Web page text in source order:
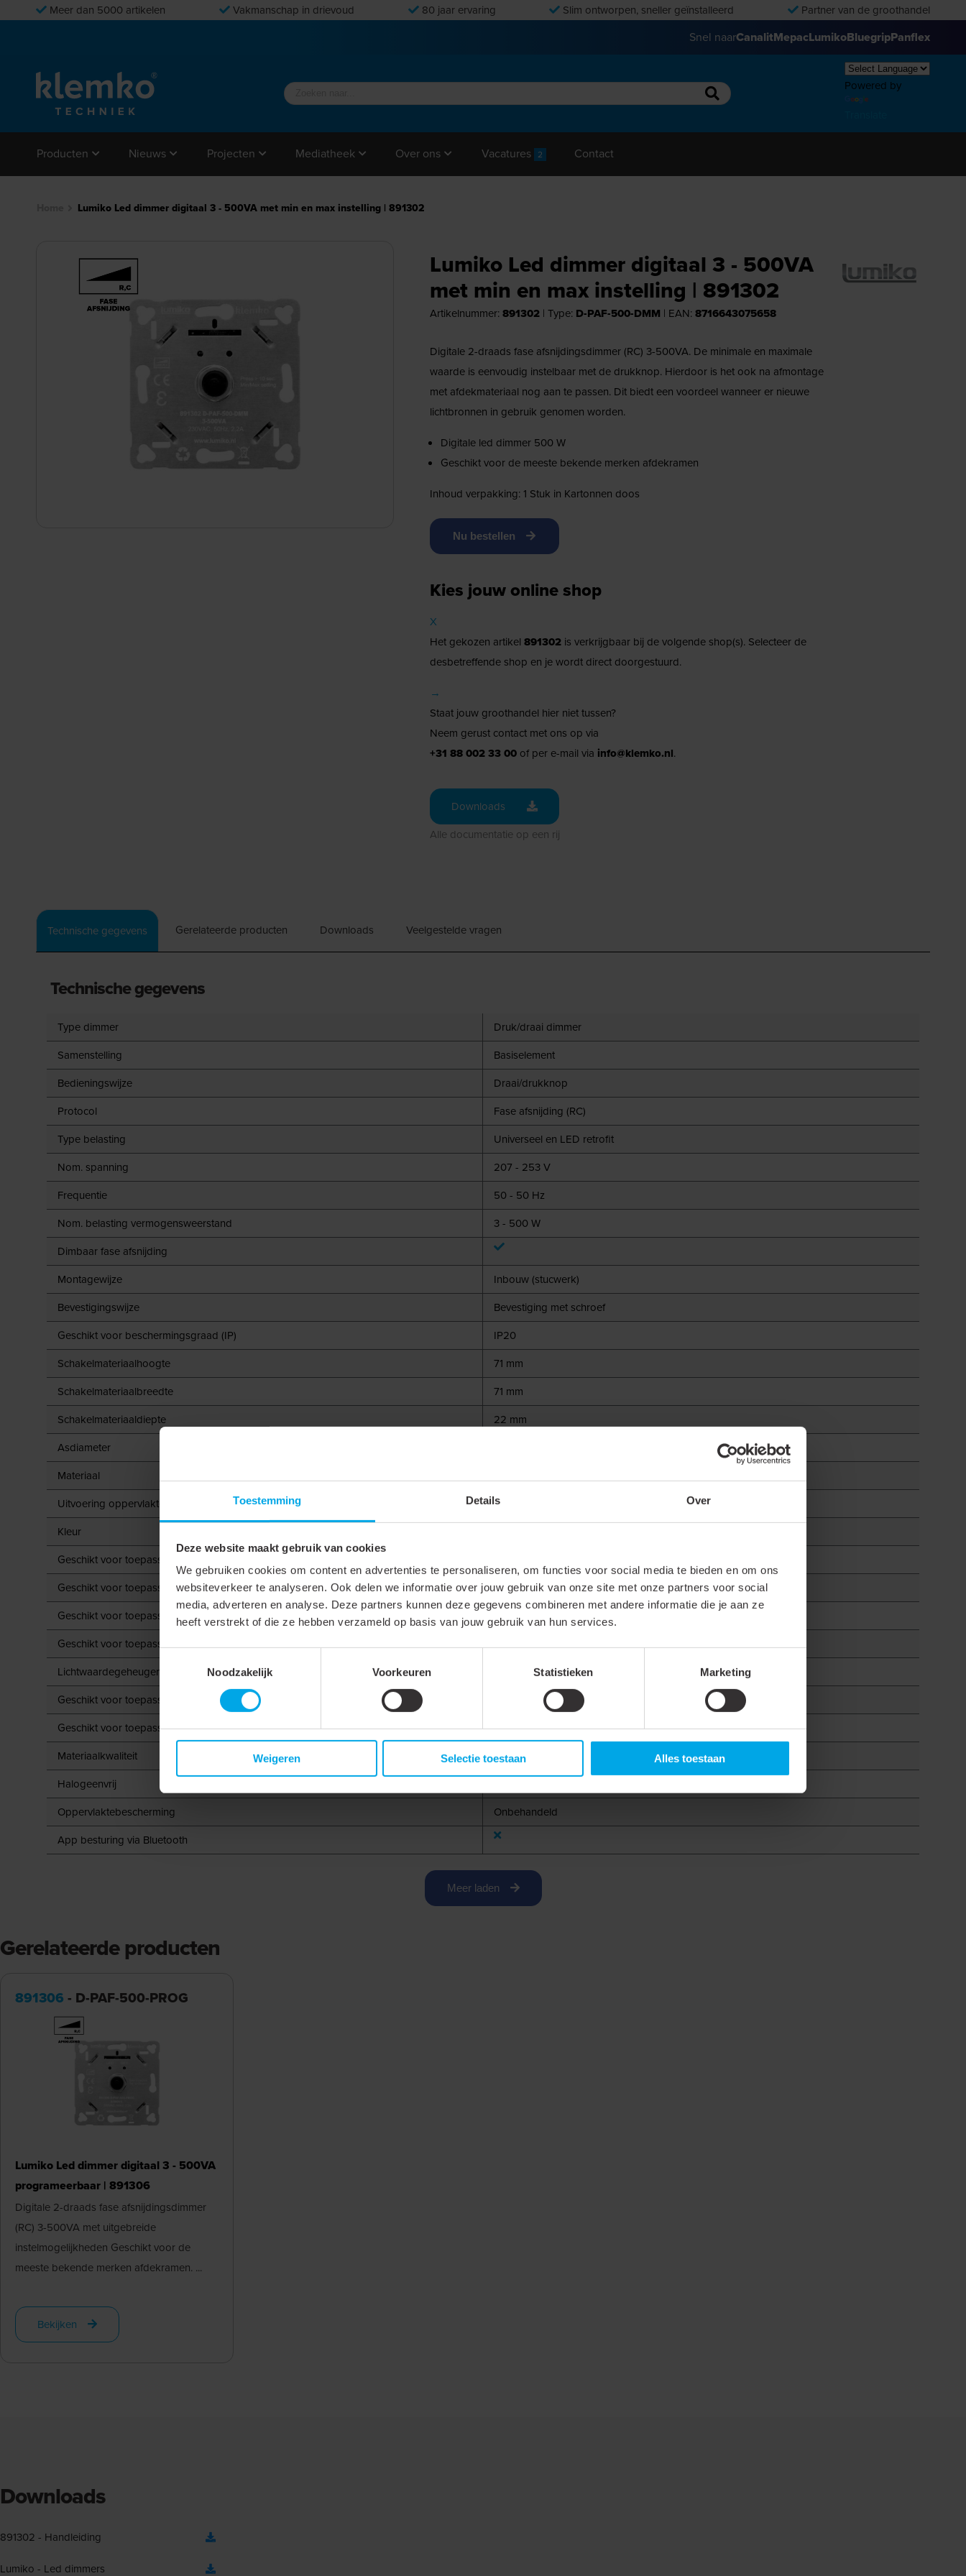
Toestemming Details Over
Deze website maakt gebruik van cookies
We gebruiken cookies om content en advertenties te personaliseren, om functies voor social media te bieden en om ons
websiteverkeer te analyseren. Ook delen we informatie over jouw gebruik van onze site met onze partners voor social
media, adverteren en analyse. Deze partners kunnen deze gegevens combineren met andere informatie die je aan ze
heeft verstrekt of die ze hebben verzameld op basis van jouw gebruik van hun services.
Toestemmingsselectie
Noodzakelijk
Voorkeuren Statistieken Marketing
Weigeren Selectie toestaan Alles toestaan
Meer dan 5000 artikelen Vakmanschap in drievoud 80 jaar ervaring Slim ontworpen, sneller geïnstalleerd Partner van de groothandel
Snel naarCanalitMepacLumikoBluegripPanflex
Powered by
Producten Nieuws Projecten Mediatheek Over ons Vacatures 2 Contact
Lumiko Led dimmer digitaal 3 - 500VA met min en max instelling | 891302
Lumiko Led dimmer digitaal 3 - 500VA
met min en max instelling | 891302
Artikelnummer: 891302| Type: D-PAF-500-DMM | EAN: 8716643075658
Digitale 2-draads fase afsnijdingsdimmer (RC) 3-500VA. De minimale en maximale
waarde is eenvoudig instelbaar met de drukknop. Hierdoor is het ook na afmontage
met afdekmateriaal nog aan te passen. Dit biedt een voordeel wanneer er nieuwe
lichtbronnen in gebruik genomen worden.
Digitale led dimmer 500 W
Geschikt voor de meeste bekende merken afdekramen
Inhoud verpakking: 1 Stuk in Kartonnen doos
Nu bestellen
Kies jouw online shop
X
Het gekozen artikel 891302is verkrijgbaar bij de volgende shop(s). Selecteer de
desbetreffende shop en je wordt direct doorgestuurd.
→
Staat jouw groothandel hier niet tussen?
Neem gerust contact met ons op via
+31 88 002 33 00of per e-mail via info@klemko.nl.
Downloads
Alle documentatie op een rij
Technische gegevens Gerelateerde producten Downloads Veelgestelde vragen
Technische gegevens
Type dimmer
Druk/draai dimmer
Samenstelling
Basiselement
Bedieningswijze
Draai/drukknop
Protocol
Fase afsnijding (RC)
Type belasting
Universeel en LED retrofit
Nom. spanning
207 - 253 V
Frequentie
50 - 50 Hz
Nom. belasting vermogensweerstand
3 - 500 W
Dimbaar fase afsnijding
Montagewijze
Inbouw (stucwerk)
Bevestigingswijze
Bevestiging met schroef
Geschikt voor beschermingsgraad (IP)
IP20
Schakelmateriaalhoogte
71 mm
Schakelmateriaalbreedte
71 mm
Schakelmateriaaldiepte
22 mm
Asdiameter
Materiaal
Uitvoering oppervlakte
Glanzend
Kleur
Geschikt voor toepassing met drukker
Geschikt voor toepassing met bewegingsmelder
Geschikt voor toepassing met aanwezigheidsmelder
Geschikt voor toepassing met tijdschakelaar/timer
Lichtwaardegeheugen
Geschikt voor toepassing met RF-drukker
Geschikt voor toepassing met IR-drukker
Materiaalkwaliteit
Aluminium
Halogeenvrij
Oppervlaktebescherming
Onbehandeld
App besturing via Bluetooth
Meer laden
Gerelateerde producten
891306 - D-PAF-500-PROG
Lumiko Led dimmer digitaal 3 - 500VA
programeerbaar | 891306
Digitale 2-draads fase afsnijdingsdimmer
(RC) 3-500VA met uitgebreide
instelmogelijkheden Geschikt voor de
meeste bekende merken afdekramen. ...
Bekijken
Downloads
891302 - Handleiding
Lumiko - Led dimmers